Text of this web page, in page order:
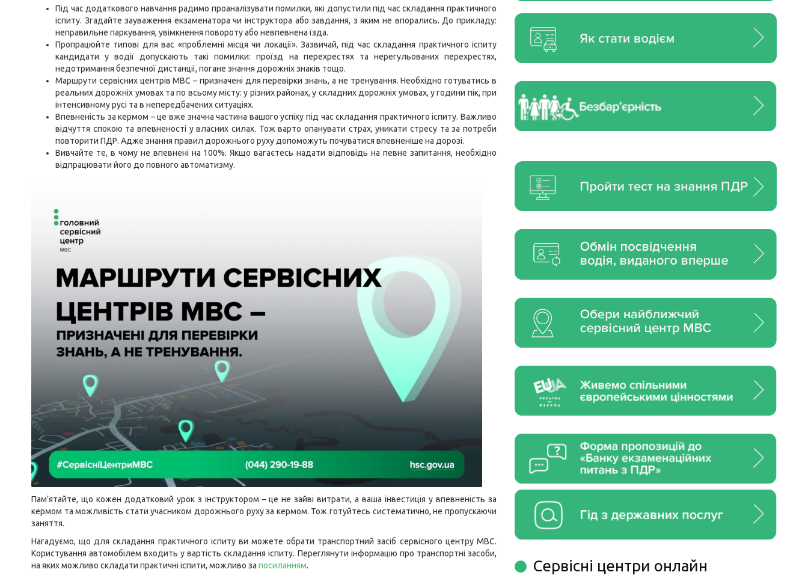
Під час додаткового навчання радимо проаналізувати помилки, які допустили під час складання практичного
іспиту. Згадайте зауваження екзаменатора чи інструктора або завдання, з яким не впорались. До прикладу:
неправильне паркування, увімкнення повороту або невпевнена їзда.
Пропрацюйте типові для вас «проблемні місця чи локації». Зазвичай, під час складання практичного іспиту
кандидати у водії допускають такі помилки: проїзд на перехрестях та нерегульованих перехрестях,
недотримання безпечної дистанції, погане знання дорожніх знаків тощо.
Маршрути сервісних центрів МВС – призначені для перевірки знань, а не тренування. Необхідно готуватись в
реальних дорожніх умовах та по всьому місту: у різних районах, у складних дорожніх умовах, у години пік, при
інтенсивному русі та в непередбачених ситуаціях.
Впевненість за кермом – це вже значна частина вашого успіху під час складання практичного іспиту. Важливо
відчуття спокою та впевненості у власних силах. Тож варто опанувати страх, уникати стресу та за потреби
повторити ПДР. Адже знання правил дорожнього руху допоможуть почуватися впевненіше на дорозі.
Вивчайте те, в чому не впевнені на 100%. Якщо вагаєтесь надати відповідь на певне запитання, необхідно
відпрацювати його до повного автоматизму.
Пам’ятайте, що кожен додатковий урок з інструктором – це не зайві витрати, а ваша інвестиція у впевненість за
кермом та можливість стати учасником дорожнього руху за кермом. Тож готуйтесь систематично, не пропускаючи
заняття.
Нагадуємо, що для складання практичного іспиту ви можете обрати транспортний засіб сервісного центру МВС.
Користування автомобілем входить у вартість складання іспиту. Переглянути інформацію про транспортні засоби,
на яких можливо складати практичні іспити, можливо за посиланням.
Сервiснi центри онлайн